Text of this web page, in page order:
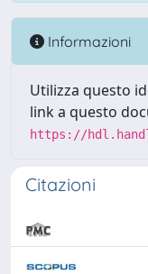
Informazioni
Utilizza questo
link a questo
https://
Citazioni